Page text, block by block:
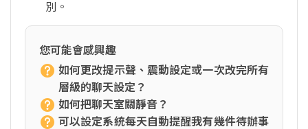
別。
您可能會感興趣
如何更改提示聲、震動設定或一次改完所有
層級的聊天設定？
如何把聊天室關靜音？
可以設定系統每天自動提醒我有幾件待辦事